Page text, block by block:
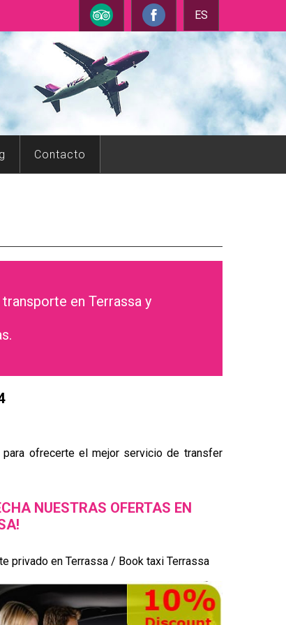
ES
Contacto
en Terrassa y
ofrecerte el mejor servicio de transfer
NUESTRAS OFERTAS EN
privado en Terrassa / Book taxi Terrassa